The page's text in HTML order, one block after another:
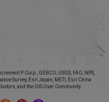
P Corp., GEBCO, USGS, FAO, NPS,
Survey, Esri Japan, METI, Esri China
and the GIS User Community